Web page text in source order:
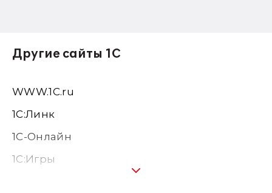
Другие сайты 1С
WWW.1С.ru
1С:Линк
1С-Онлайн
1C:Игры